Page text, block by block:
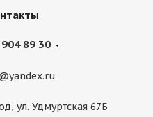
89 30
ул. Удмуртская 67Б